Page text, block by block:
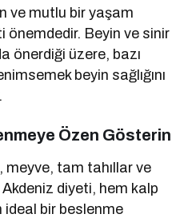
ve mutlu bir yaşam
önemdedir. Beyin ve sinir
önerdiği üzere, bazı
beyin sağlığını
Özen Gösterin
meyve, tam tahıllar ve
diyeti, hem kalp
ideal bir beslenme